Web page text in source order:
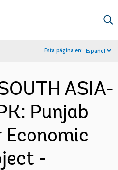
Esta página en: Español
ASIA-
Punjab
Economic
-